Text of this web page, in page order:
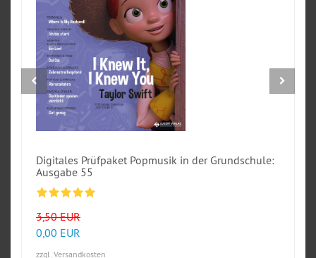
Digitales Prüfpaket Popmusik in der Grundschule:
Ausgabe 55
3,50 EUR
0,00 EUR
zzgl. Versandkosten